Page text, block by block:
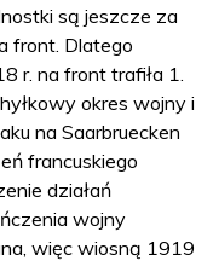
są jeszcze za
front. Dlatego
r. na front trafiła 1.
okres wojny i
na Saarbruecken
francuskiego
działań
wojny
więc wiosną 1919